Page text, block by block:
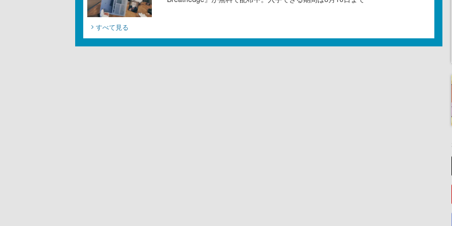
すべて見る